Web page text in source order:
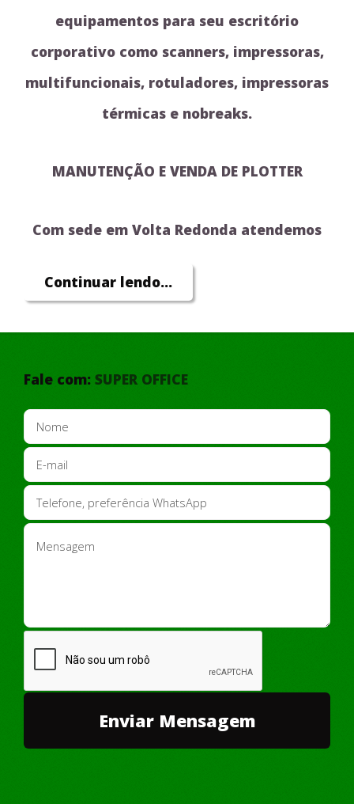
equipamentos para seu escritório
corporativo como scanners, impressoras,
multifuncionais, rotuladores, impressoras
térmicas e nobreaks.
MANUTENÇÃO E VENDA DE PLOTTER
Com sede em Volta Redonda atendemos
1. DESENTUPIMENTO ECOTANK
2. ALUGUEL DE IMPRESSORAS DE ETIQUETAS
3. BOBINAS DE QUALIDADE
Continuar lendo...
Fale com: SUPER OFFICE